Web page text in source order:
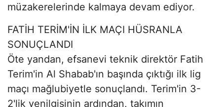
müzakerelerinde kalmaya devam ediyor.
FATİH TERİM'İN İLK MAÇI HÜSRANLA
SONUÇLANDI
Öte yandan, efsanevi teknik direktör Fatih
Terim'in Al Shabab'ın başında çıktığı ilk lig
maçı mağlubiyetle sonuçlandı. Terim'in 3-
2'lik yenilgisinin ardından, takımın